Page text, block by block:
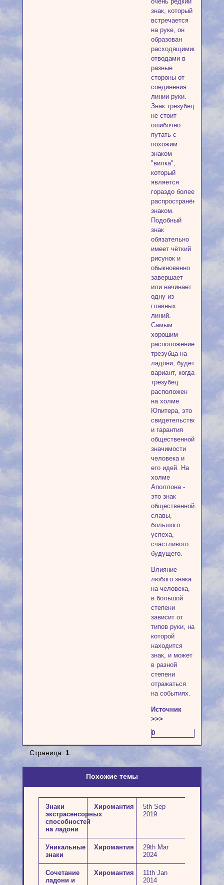
знак, который
встречается
на руке, он
образован
расходящимися
отводами в
разные
стороны от
соединения
линии руки.
Знак трезубец
не стоит
ошибочно
путать с
похожим
знаком
"вилка",
который
является
гораздо более
распространённым
знаком.
Подобный
знак
обязательно
имеет чёткий
рисунок и
обыкновенно
завершает
или начинает
одну из
главных
линий.
Самым
хорошим
расположением
трезубца на
ладони, будет
вариант, когда
трезубец
расположен
на холме
Юпитера, это
свидетельство
и гарантия
общественной
значимости
человека и
его идей. На
холме
Аполлона -
это знак
общественной
славы,
большого
успеха,
счастливого
будущего.
Влияние
любого знака
на человека,
в большой
степени
зависит от
типов руки, на
которой
находится
знак, и может
в разной
степени
отражаться
на событиях.
Источник
>>>
0
Страница: 1
Похожие темы
Знаки
экстрасенсорных
способностей
на ладони
Хиромантия
5th Sep
2019
Уникальные
знаки
Хиромантия
29th Mar
2024
Сочетание
ладони и
Хиромантия
11th Jan
2014